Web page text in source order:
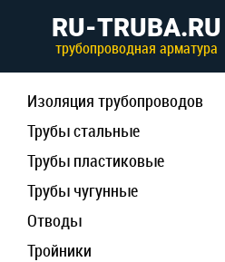
RU-TRUBA.RU
трубопроводная арматура
Изоляция трубопроводов
Трубы стальные
Трубы пластиковые
Трубы чугунные
Отводы
Тройники